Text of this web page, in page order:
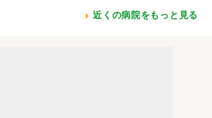
近くの病院をもっと見る